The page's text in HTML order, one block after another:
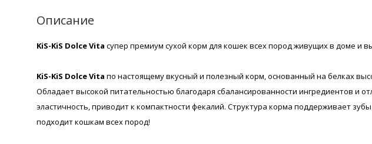
Описание
KiS-KiS Dolce Vita супер премиум сухой корм для кошек всех пород живущих в доме и
KiS-KiS Dolce Vita по настоящему вкусный и полезный корм, основанный на белках
Обладает высокой питательностью благодаря сбалансированности ингредиентов и
эластичность, приводит к компактности фекалий. Структура корма поддерживает
подходит кошкам всех пород!